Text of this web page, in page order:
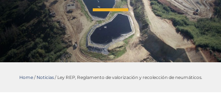
Home/ Noticias/ Ley REP, Reglamento de valorización y recolección de neumáticos.